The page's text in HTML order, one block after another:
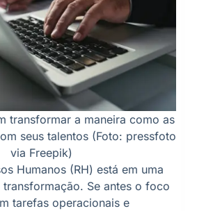
transformar a maneira como as
seus talentos (Foto: pressfoto
via Freepik)
Humanos (RH) está em uma
Se antes o foco
tarefas operacionais e